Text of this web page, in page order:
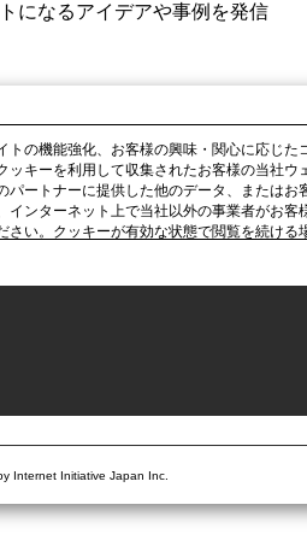
になるアイデアや事例を発信
トの機能強化、お客様の興味・関心に応じ
ッキーを利用して収集されたお客様の当社
パートナーに提供した他のデータ、または
インターネット上で当社以外の事業者がお
さい。クッキーが有効な状態で閲覧を続け
Internet Initiative Japan Inc.